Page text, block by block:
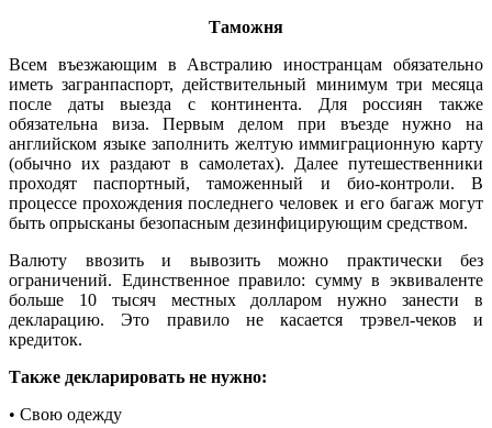
Таможня
Всем въезжающим в Австралию иностранцам обязательно
иметь загранпаспорт, действительный минимум три месяца
после даты выезда с континента. Для россиян также
обязательна виза. Первым делом при въезде нужно на
английском языке заполнить желтую иммиграционную карту
(обычно их раздают в самолетах). Далее путешественники
проходят паспортный, таможенный и био-контроли. В
процессе прохождения последнего человек и его багаж могут
быть опрысканы безопасным дезинфицирующим средством.
Валюту ввозить и вывозить можно практически без
ограничений. Единственное правило: сумму в эквиваленте
больше 10 тысяч местных долларом нужно занести в
декларацию. Это правило не касается трэвел-чеков и
кредиток.
Также декларировать не нужно:
• Свою одежду